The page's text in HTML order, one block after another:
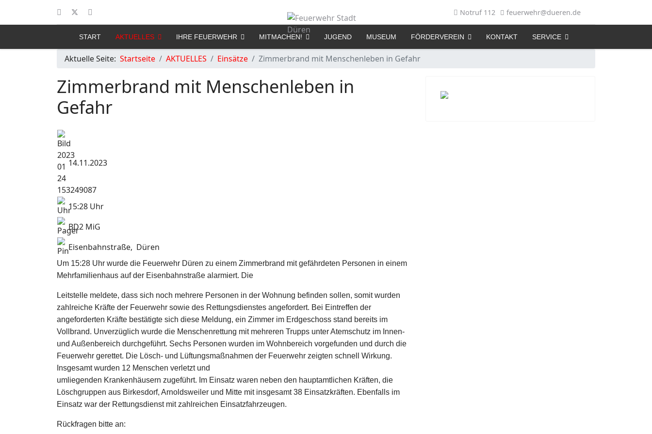
Notruf 112 feuerwehr@dueren.de
START AKTUELLES IHRE FEUERWEHR MITMACHEN! JUGEND MUSEUM FÖRDERVEREIN KONTAKT SERVICE
Aktuelle Seite: Startseite AKTUELLES Einsätze Zimmerbrand mit Menschenleben in Gefahr
Zimmerbrand mit Menschenleben in
Gefahr
14.11.2023
15:28 Uhr
BD2 MiG
Eisenbahnstraße, Düren
Um 15:28 Uhr wurde die Feuerwehr Düren zu einem Zimmerbrand mitgefährdeten Personen in einem
Mehrfamilienhaus auf der Eisenbahnstraße alarmiert. Die
Leitstelle meldete, dass sich noch mehrere Personen in der Wohnung befinden sollen, somit wurden
zahlreiche Kräfte der Feuerwehr sowie des Rettungsdienstes angefordert. Bei Eintreffen der
angeforderten Kräfte bestätigte sich diese Meldung, ein Zimmer im Erdgeschoss stand bereits im
Vollbrand. Unverzüglich wurde die Menschenrettung mit mehreren Trupps unter Atemschutz im Innen-
und Außenbereich durchgeführt. Sechs Personen wurden im Wohnbereich vorgefunden und durch die
Feuerwehr gerettet. Die Lösch- und Lüftungsmaßnahmen der Feuerwehr zeigten schnell Wirkung.
Insgesamt wurden 12 Menschen verletzt und
umliegenden Krankenhäusern zugeführt. Im Einsatz waren neben den hauptamtlichen Kräften, die
Löschgruppen aus Birkesdorf, Arnoldsweiler und Mitte mit insgesamt38 Einsatzkräften. Ebenfalls im
Einsatz war der Rettungsdienst mit zahlreichen Einsatzfahrzeugen.
Rückfragen bitte an: